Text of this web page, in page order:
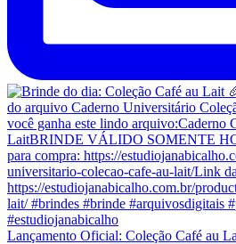
Lançamento Oficial: Coleção Café au